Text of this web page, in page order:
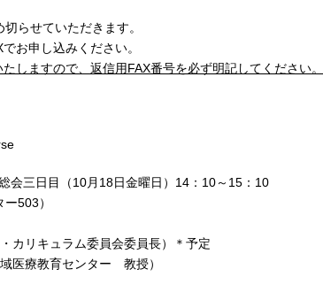
らせていただきます。
お申し込みください。
しますので、返信用FAX番号を必ず明記してください。
三日目（10月18日金曜日）14：10～15：10
503）
カリキュラム委員会委員長）＊予定
医療教育センター 教授）